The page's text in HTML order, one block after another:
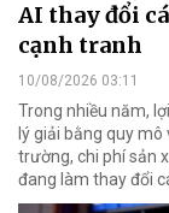
AI thay đổi
cạnh tranh
10/08/2026 03:11
Trong nhiều năm,
lý giải bằng quy
trường, chi phí sản
đang làm thay đổi